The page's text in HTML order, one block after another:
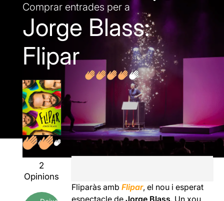
Comprar entrades per a
Jorge Blass:
Flipar
2
Opinions
Fliparàs ambFlipar, el nou i esperat
espectacle deJorge Blass. Un xou